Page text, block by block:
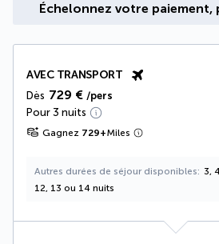
Échelonnez votre paiement,
AVEC TRANSPORT
Dès 729 € /pers
Pour 3 nuits
Gagnez 729+Miles
Autres durées de séjour disponibles
3,
12, 13 ou 14 nuits